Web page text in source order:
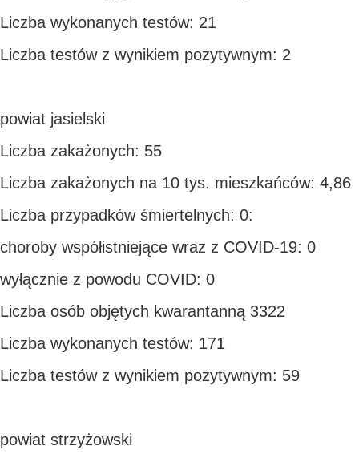
Liczba wykonanych testów: 21
Liczba testów z wynikiem pozytywnym: 2
powiat jasielski
Liczba zakażonych: 55
Liczba zakażonych na 10 tys. mieszkańców: 4,86
Liczba przypadków śmiertelnych: 0:
choroby współistniejące wraz z COVID-19: 0
wyłącznie z powodu COVID: 0
Liczba osób objętych kwarantanną 3322
Liczba wykonanych testów: 171
Liczba testów z wynikiem pozytywnym: 59
powiat strzyżowski